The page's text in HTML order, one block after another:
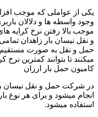
یکی از عواملی که موجب
وجود واسطه ها و دلالان
موجب بالا رفتن نرخ کرایه
و نقل نیسان بار زاهدان
حمل و نقل به صورت مستقیم
میکنند تا بتوانند کمترین نرخ
کامیون حمل بار ارزان
در شرکت حمل و نقل نیسان
انجام میشود و برای هر نوع
استفاده میشود.